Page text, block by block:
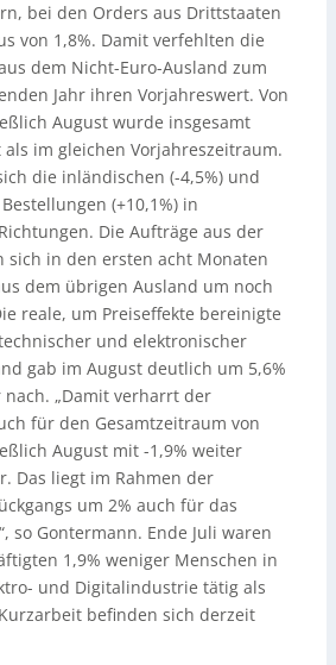
bei den Orders aus Drittstaaten
von 1,8%. Damit verfehlten die
dem Nicht-Euro-Ausland zum
Jahr ihren Vorjahreswert. Von
August wurde insgesamt
im gleichen Vorjahreszeitraum.
die inländischen (-4,5%) und
(+10,1%) in
Die Aufträge aus der
sich in den ersten acht Monaten
dem übrigen Ausland um noch
reale, um Preiseffekte bereinigte
und elektronischer
gab im August deutlich um 5,6%
„Damit verharrt der
für den Gesamtzeitraum von
August mit -1,9% weiter
Das liegt im Rahmen der
um 2% auch für das
so Gontermann. Ende Juli waren
1,9% weniger Menschen in
und Digitalindustrie tätig als
befinden sich derzeit